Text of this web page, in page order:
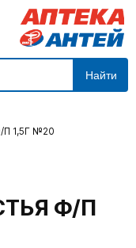
Найти
1,5Г №20
Ф/П